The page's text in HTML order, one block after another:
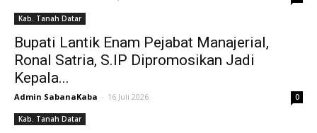
Kab. Tanah Datar
Bupati Lantik Enam Pejabat Manajerial,
Ronal Satria, S.IP Dipromosikan Jadi
Kepala...
Admin SabanaKaba - 16 Juli 2026 0
Kab. Tanah Datar